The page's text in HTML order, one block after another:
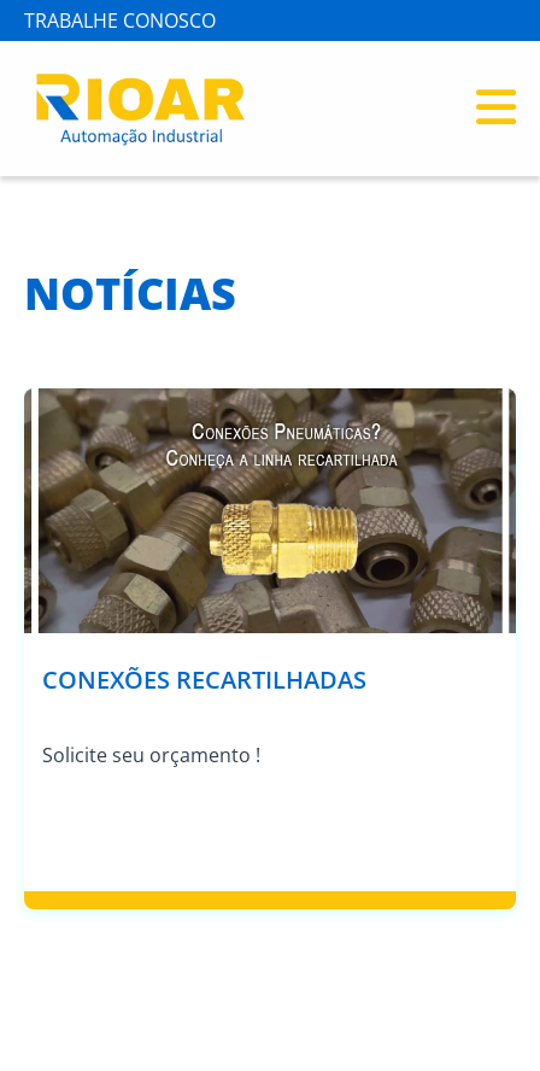
TRABALHE CONOSCO
NOTÍCIAS
CONEXÕES RECARTILHADAS
Solicite seu orçamento !